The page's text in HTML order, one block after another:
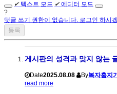
✔ 텍스트 모드 ✔에디터 모드
?
댓글 쓰기 권한이 없습니다. 로그인 하시
게시판의 성격과 맞지 않는
Date2025.08.08 By복자홈지기
read more